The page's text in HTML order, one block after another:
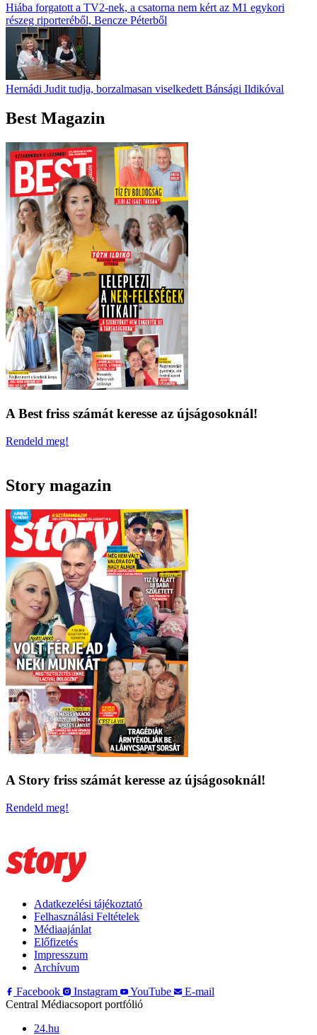
Hiába forgatott a TV2-nek, a csatorna nem kért az M1 egykori
részeg riporteréből, Bencze Péterből
Hernádi Judit tudja, borzalmasan viselkedett Bánsági Ildikóval
Best Magazin
A Best friss számát keresse az újságosoknál!
Rendeld meg!
Story magazin
A Story friss számát keresse az újságosoknál!
Rendeld meg!
Adatkezelési tájékoztató
Felhasználási Feltételek
Médiaajánlat
Előfizetés
Impresszum
Archívum
Facebook
Instagram YouTube
E-mail
Central Médiacsoport portfólió
24.hu